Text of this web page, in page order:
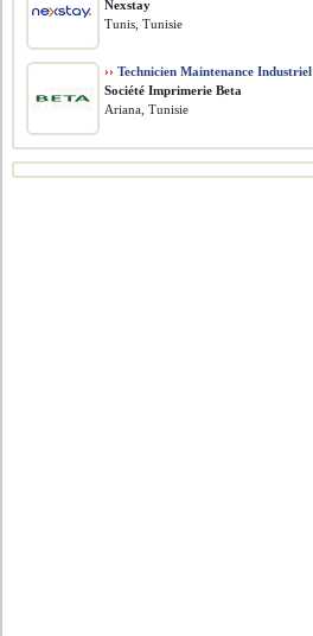
Nexstay
Tunis, Tunisie
›› Technicien Maintenance Industriel
Société Imprimerie Beta
Ariana, Tunisie